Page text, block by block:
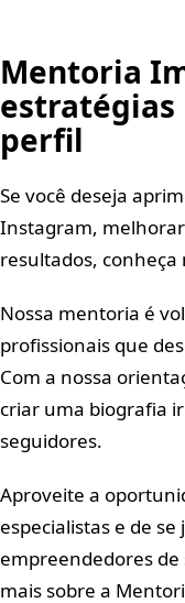
Mentoria
estratégias
perfil
Se você deseja
Instagram,
resultados,
Nossa mentoria é
profissionais que
Com a nossa
criar uma biografia
seguidores.
Aproveite a
especialistas e de
empreendedores de
mais sobre a